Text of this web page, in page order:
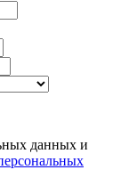
данных и